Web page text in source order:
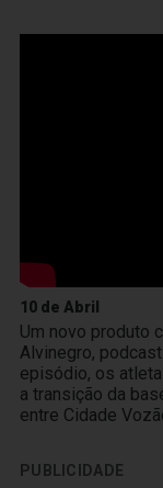
10 de Abril
Um novo produto
Alvinegro,
episódio, os
a transição da
entre Cidade
PUBLICIDADE